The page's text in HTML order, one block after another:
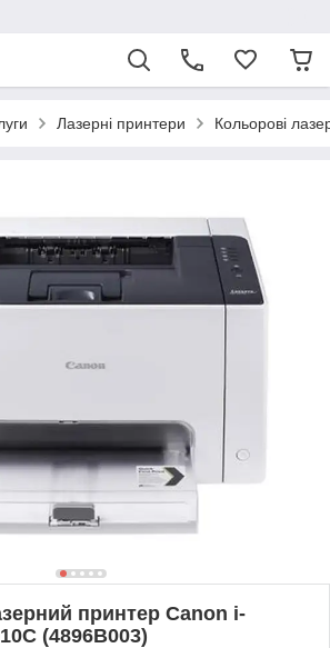
Лазерні принтери Кольорові
принтер Canon i-
(4896B003)